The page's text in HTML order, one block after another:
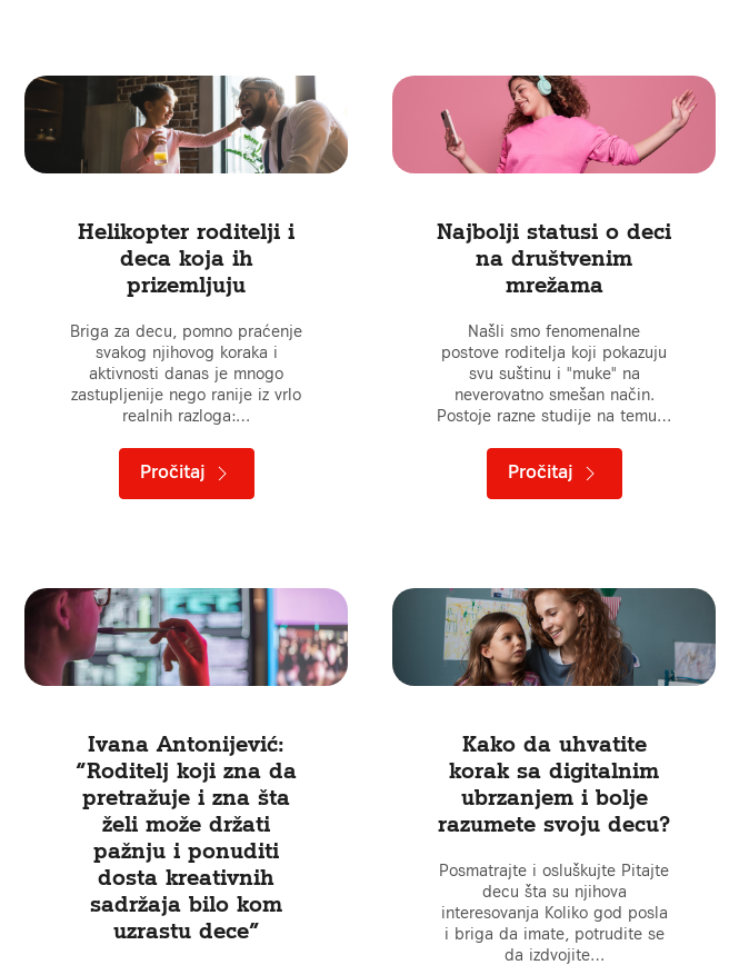
Helikopter roditelji i
deca koja ih
prizemljuju
Briga za decu, pomno praćenje
svakog njihovog koraka i
aktivnosti danas je mnogo
zastupljenije nego ranije iz vrlo
realnih razloga:…
Pročitaj
Najbolji statusi o deci
na društvenim
mrežama
Našli smo fenomenalne
postove roditelja koji pokazuju
svu suštinu i "muke" na
neverovatno smešan način.
Postoje razne studije na temu…
Pročitaj
Ivana Antonijević:
“Roditelj koji zna da
pretražuje i zna šta
želi može držati
pažnju i ponuditi
dosta kreativnih
sadržaja bilo kom
uzrastu dece”
Kako da uhvatite
korak sa digitalnim
ubrzanjem i bolje
razumete svoju decu?
Posmatrajte i osluškujte Pitajte
decu šta su njihova
interesovanja Koliko god posla
i briga da imate, potrudite se
da izdvojite…